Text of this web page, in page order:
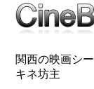
関西の映画シ
キネ坊主